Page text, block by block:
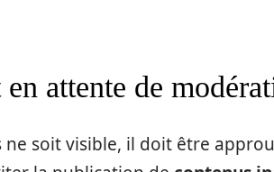
en attente de
ne soit visible, il doit être